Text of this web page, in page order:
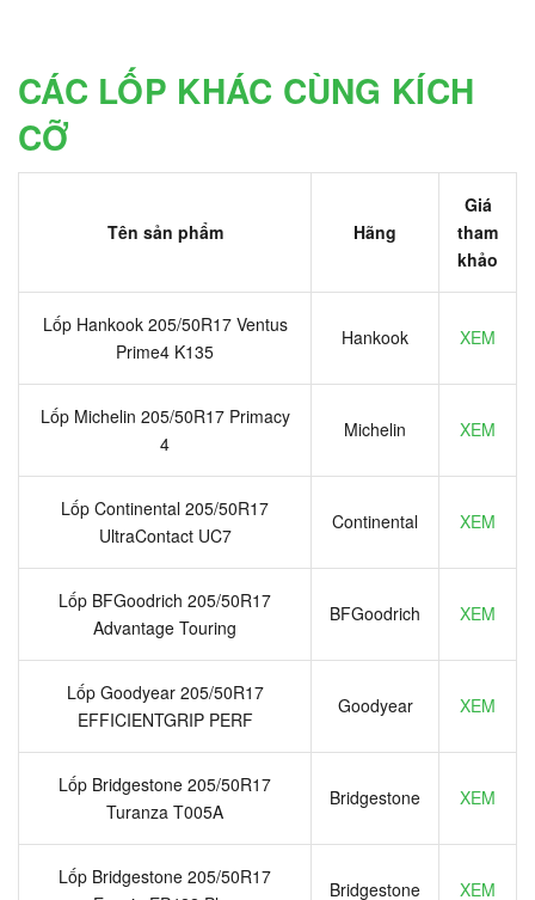
CÁC LỐP KHÁC CÙNG KÍCH
CỠ
Tên sản phẩm Hãng
Giá
tham
khảo
Lốp Hankook 205/50R17 Ventus
Prime4 K135
Hankook XEM
Lốp Michelin 205/50R17 Primacy
4
Michelin XEM
Lốp Continental 205/50R17
UltraContact UC7
Continental XEM
Lốp BFGoodrich 205/50R17
Advantage Touring
BFGoodrich XEM
Lốp Goodyear 205/50R17
EFFICIENTGRIP PERF
Goodyear XEM
Lốp Bridgestone 205/50R17
Turanza T005A
Bridgestone XEM
Lốp Bridgestone 205/50R17
Bridgestone XEM